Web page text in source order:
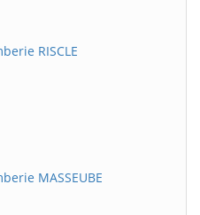
RISCLE
MASSEUBE